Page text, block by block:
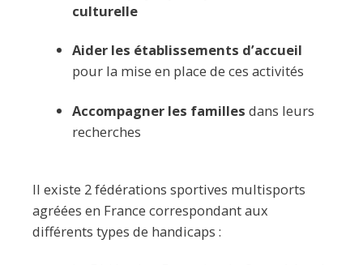
culturelle
Aider les établissements d’accueil
pour la mise en place de ces activités
Accompagner les familles dans leurs
recherches
Il existe 2 fédérations sportives multisports
agréées en France correspondant aux
différents types de handicaps :